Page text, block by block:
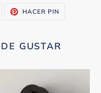
TUITEARHACER PIN
GUSTAR